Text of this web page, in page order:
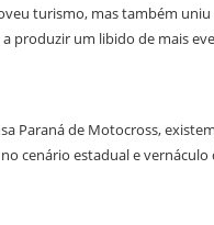
turismo, mas também
produzir um libido de mais
Paraná de Motocross,
cenário estadual e